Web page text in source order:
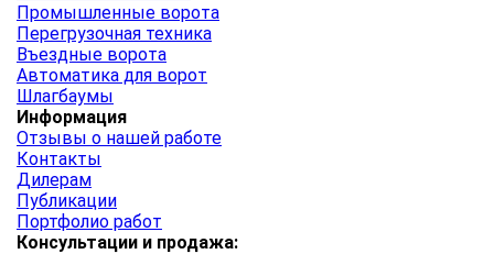
Промышленные ворота
Перегрузочная техника
Въездные ворота
Автоматика для ворот
Шлагбаумы
Информация
Отзывы о нашей работе
Контакты
Дилерам
Публикации
Портфолио работ
Консультации и продажа: